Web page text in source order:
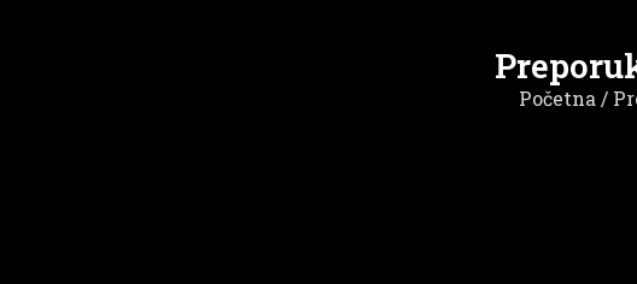
Početna/